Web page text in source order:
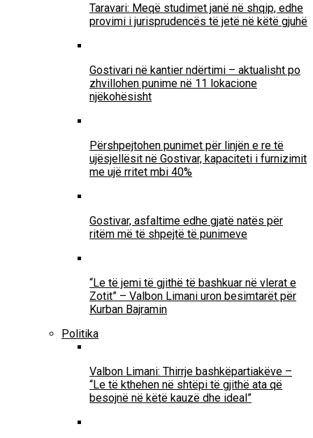
Taravari: Meqë studimet janë në shqip, edhe
provimi i jurisprudencës të jetë në këtë gjuhë
Gostivari në kantier ndërtimi – aktualisht po
zhvillohen punime në 11 lokacione
njëkohësisht
Përshpejtohen punimet për linjën e re të
ujësjellësit në Gostivar, kapaciteti i furnizimit
me ujë rritet mbi 40%
Gostivar, asfaltime edhe gjatë natës për
ritëm më të shpejtë të punimeve
“Le të jemi të gjithë të bashkuar në vlerat e
Zotit” – Valbon Limani uron besimtarët për
Kurban Bajramin
Politika
Valbon Limani: Thirrje bashkëpartiakëve –
“Le të kthehen në shtëpi të gjithë ata që
besojnë në këtë kauzë dhe ideal”